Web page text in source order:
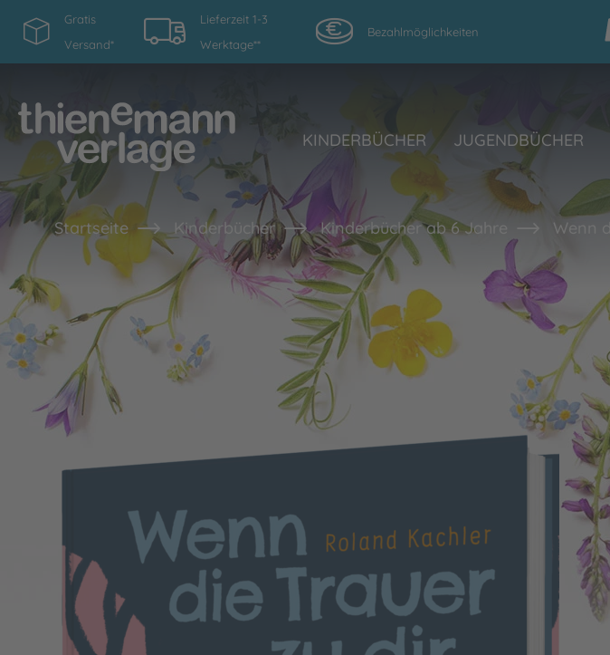
Gratis
Versand*
Lieferzeit 1-3
Werktage**
Bezahlmöglichkeiten
KINDERBÜCHER JUGENDBÜCHER
Startseite Kinderbücher Kinderbücher ab 6 Jahre Wenn